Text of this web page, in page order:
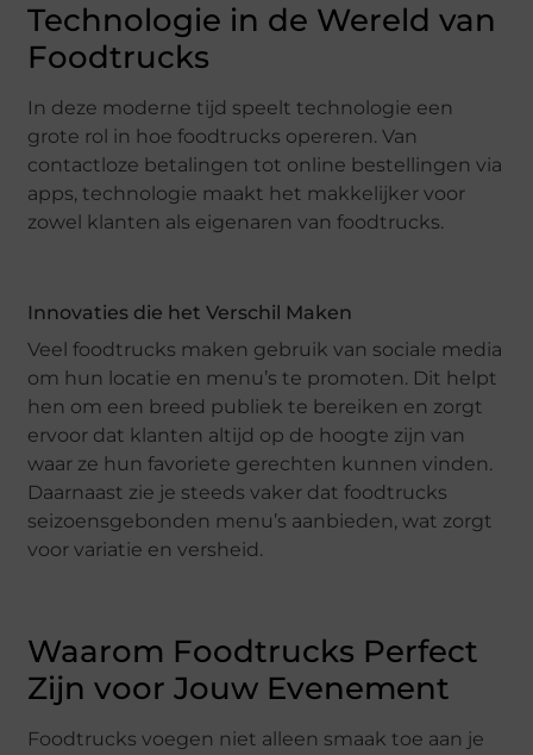
Technologie in de Wereld van
Foodtrucks
In deze moderne tijd speelt technologie een
grote rol in hoe foodtrucks opereren. Van
contactloze betalingen tot online bestellingen via
apps, technologie maakt het makkelijker voor
zowel klanten als eigenaren van foodtrucks.
Innovaties die het Verschil Maken
Veel foodtrucks maken gebruik van sociale media
om hun locatie en menu’s te promoten. Dit helpt
hen om een breed publiek te bereiken en zorgt
ervoor dat klanten altijd op de hoogte zijn van
waar ze hun favoriete gerechten kunnen vinden.
Daarnaast zie je steeds vaker dat foodtrucks
seizoensgebonden menu’s aanbieden, wat zorgt
voor variatie en versheid.
Waarom Foodtrucks Perfect
Zijn voor Jouw Evenement
Foodtrucks voegen niet alleen smaak toe aan je